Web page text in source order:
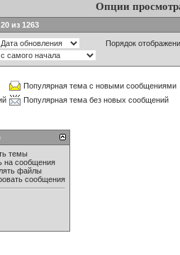
Опции
из 1263
Порядок
Популярная тема с новыми сообщениями
Популярная тема без новых сообщений
темы
на сообщения
файлы
сообщения